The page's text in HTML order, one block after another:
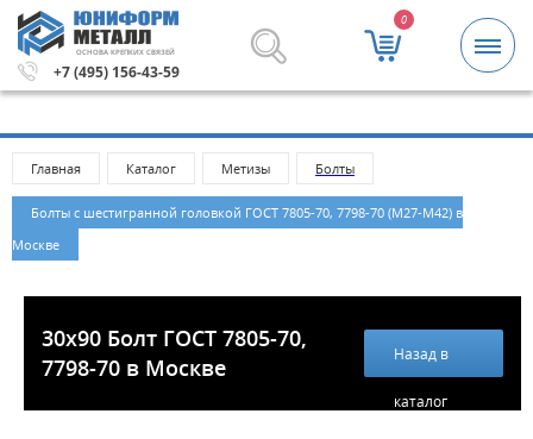
ОСНОВА КРЕПКИХ СВЯЗЕЙ
+7 (495) 156-43-59
0
Метизы и крепежные изделия оптом.
Главная Каталог Метизы Болты
Болты с шестигранной головкой ГОСТ 7805-70, 7798-70 (М27-М42) в
Москве
30х90 Болт ГОСТ 7805-70,
7798-70 в Москве
Назад в
каталог